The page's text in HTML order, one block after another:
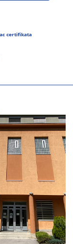
certifikata